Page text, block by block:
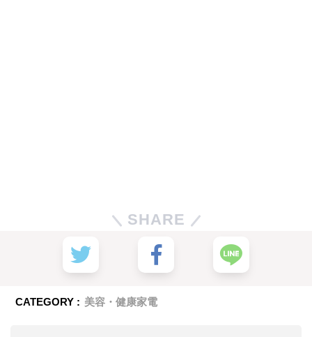
SHARE
CATEGORY : 美容・健康家電